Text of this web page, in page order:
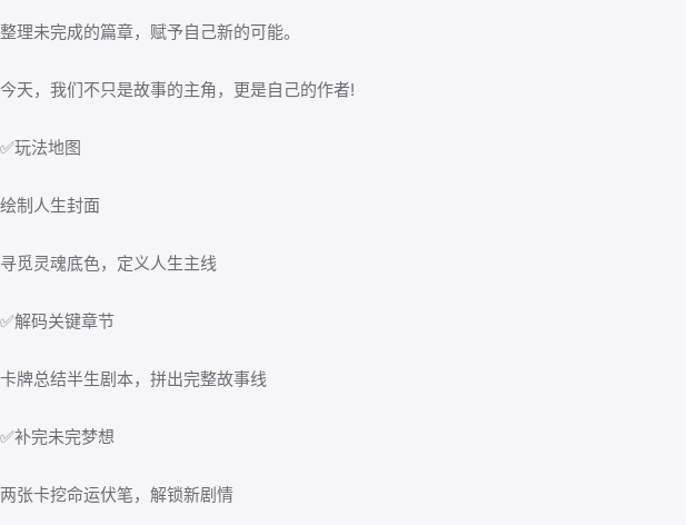
整理未完成的篇章，赋予自己新的可能。
今天，我们不只是故事的主角，更是自己的作者!
✅玩法地图
绘制人生封面
寻觅灵魂底色，定义人生主线
✅解码关键章节
卡牌总结半生剧本，拼出完整故事线
✅补完未完梦想
两张卡挖命运伏笔，解锁新剧情